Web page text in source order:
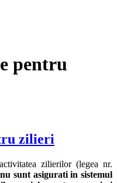
pentru
zilieri
zilierilor (legea nr.
nu sunt asigurati in sistemul